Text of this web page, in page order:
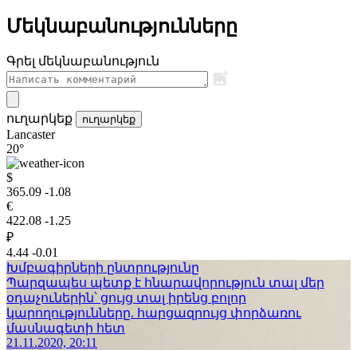
Մեկնաբանությունները
Գրել մեկնաբանություն
ուղարկեք ուղարկեք
Lancaster
20°
$
365.09 -1.08
€
422.08 -1.25
₽
4.44 -0.01
Խմբագիրների ընտրությունը
Պարզապես պետք է հնարավորություն տալ մեր
օդաչուներին՝ ցույց տալ իրենց բոլոր
կարողությունները. հարցազրույց փորձառու
մասնագետի հետ
21.11.2020, 20:11